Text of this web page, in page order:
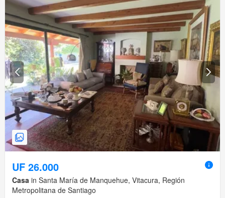
UF 26.000
Casa in Santa María de Manquehue, Vitacura, Región
Metropolitana de Santiago